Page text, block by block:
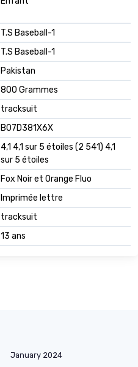
T.S Baseball-1
T.S Baseball-1
Pakistan
800 Grammes
tracksuit
B07D381X6X
4,1 4,1 sur 5 étoiles (2 541) 4,1
sur 5 étoiles
Fox Noir et Orange Fluo
Imprimée lettre
tracksuit
13 ans
January 2024